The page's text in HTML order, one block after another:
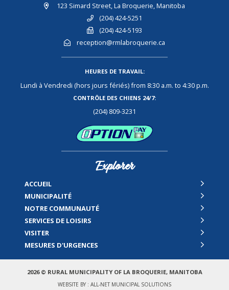
123 Simard Street, La Broquerie, Manitoba
(204) 424-5251
(204) 424-5193
reception@rmlabroquerie.ca
HEURES DE TRAVAIL:
Lundi à Vendredi (hors jours fériés) from 8:30 a.m. to 4:30 p.m.
CONTRÔLE DES CHIENS 24/7:
(204) 809-3231
Explorer
ACCUEIL
MUNICIPALITÉ
NOTRE COMMUNAUTÉ
SERVICES DE LOISIRS
VISITER
MESURES D'URGENCES
2026 © RURAL MUNICIPALITY OF LA BROQUERIE, MANITOBA
WEBSITE BY : ALL-NET MUNICIPAL SOLUTIONS